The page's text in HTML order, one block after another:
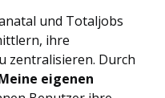
und Totaljobs
ihre
zentralisieren. Durch
eigenen